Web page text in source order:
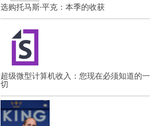
选购托马斯·平克：本季的收获
超级微型计算机收入：您现在必须知道的一
切